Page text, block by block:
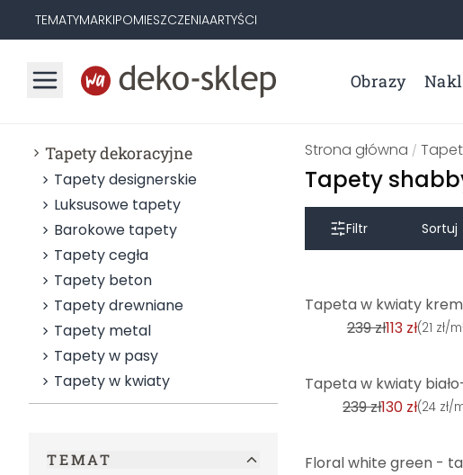
TEMATYMARKIPOMIESZCZENIAARTYŚCI
Obrazy
Tapety dekoracyjne
Tapety designerskie
Luksusowe tapety
Barokowe tapety
Tapety cegła
Tapety beton
Tapety drewniane
Tapety metal
Tapety w pasy
Tapety w kwiaty
TEMAT
Strona główna /
Tapety
Filtr
239 zł113 zł(21 zł/
239 zł130 zł(24 zł/